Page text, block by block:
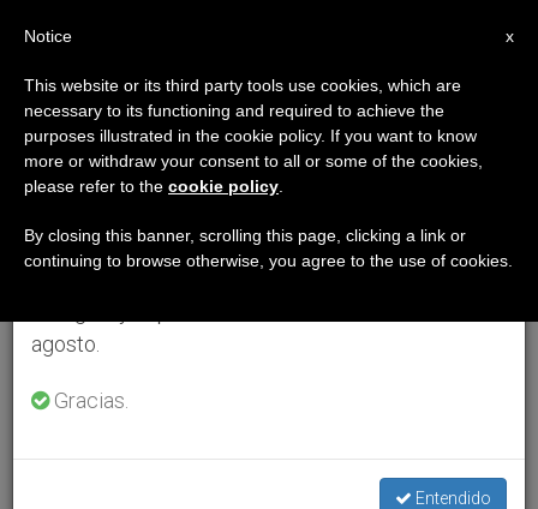
×
Aviso importante
Del 27 de julio al 7 de agosto haremos la pausa
anual, aprovechando que en el periodo de verano
se generan menos informaciones y también el
agosto.
Gracias.
Entendido
x
Notice
This website or its third party tools use cookies, which are
necessary to its functioning and required to achieve the
purposes illustrated in the cookie policy. If you want to know
more or withdraw your consent to all or some of the cookies,
please refer to the cookie policy
By closing this banner, scrolling this page, clicking a link or
continuing to browse otherwise, you agree to the use of cookies.